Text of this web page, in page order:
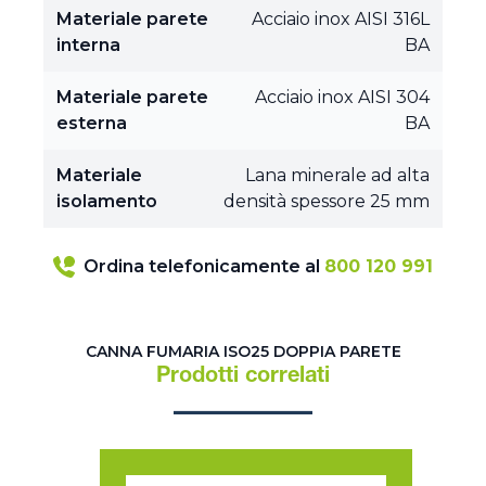
Materiale parete
interna
Acciaio inox AISI 316L
BA
Materiale parete
esterna
Acciaio inox AISI 304
BA
Materiale
isolamento
Lana minerale ad alta
densità spessore 25 mm
Ordina telefonicamente al 800 120 991
CANNA FUMARIA ISO25 DOPPIA PARETE
Prodotti correlati